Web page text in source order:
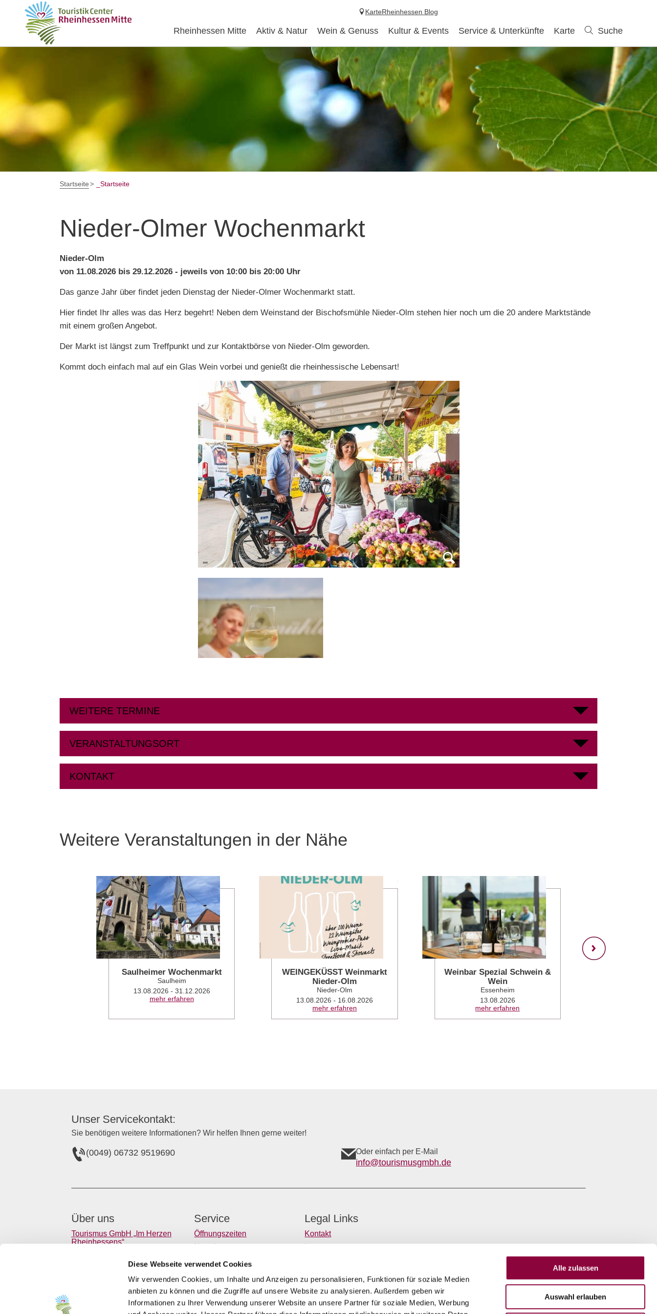
Diese Webseite verwendet Cookies
Wir verwenden Cookies, um Inhalte und Anzeigen zu personalisieren, Funktionen für soziale Medien
anbieten zu können und die Zugriffe auf unsere Website zu analysieren. Außerdem geben wir
Informationen zu Ihrer Verwendung unserer Website an unsere Partner für soziale Medien, Werbung
Alle zulassen
Auswahl erlauben
Rheinhessen Mitte Aktiv & Natur Wein & Genuss Kultur & Events Service & Unterkünfte Karte Suche
KarteRheinhessen Blog
Startseite _Startseite
Nieder-Olmer Wochenmarkt
Nieder-Olm
von 11.08.2026 bis 29.12.2026 - jeweils von 10:00 bis 20:00 Uhr
Das ganze Jahr über findet jeden Dienstag der Nieder-Olmer Wochenmarkt statt.
Hier findet Ihr alles was das Herz begehrt! Neben dem Weinstand der Bischofsmühle Nieder-Olm stehen hier noch um die 20 andere Marktstände
mit einem großen Angebot.
Der Markt ist längst zum Treffpunkt und zur Kontaktbörse von Nieder-Olm geworden.
Kommt doch einfach mal auf ein Glas Wein vorbei und genießt die rheinhessische Lebensart!
WEITERE TERMINE
VERANSTALTUNGSORT
KONTAKT
Weitere Veranstaltungen in der Nähe
Saulheimer Wochenmarkt
Saulheim
13.08.2026 - 31.12.2026
mehr erfahren
WEINGEKÜSST Weinmarkt
Nieder-Olm
Nieder-Olm
13.08.2026 - 16.08.2026
mehr erfahren
Weinbar Spezial Schwein &
Wein
Essenheim
13.08.2026
mehr erfahren
Unser Servicekontakt:
Sie benötigen weitere Informationen? Wir helfen Ihnen gerne weiter!
(0049) 06732 9519690 Oder einfach per E-Mail
info@tourismusgmbh.de
Über uns
Tourismus GmbH „Im Herzen
Rheinhessens“
Service
Öffnungszeiten
Newsletter
Veranstaltungen melden
Presse
Anreise
Legal Links
Kontakt
Impressum